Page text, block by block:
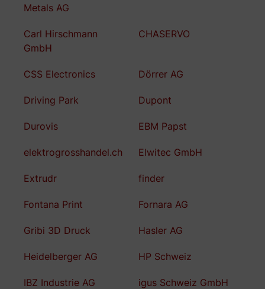
Metals AG
Carl Hirschmann
GmbH
CHASERVO
CSS Electronics Dörrer AG
Driving Park Dupont
Durovis EBM Papst
elektrogrosshandel.ch Elwitec GmbH
Extrudr finder
Fontana Print Fornara AG
Gribi 3D Druck Hasler AG
Heidelberger AG HP Schweiz
IBZ Industrie AG igus Schweiz GmbH